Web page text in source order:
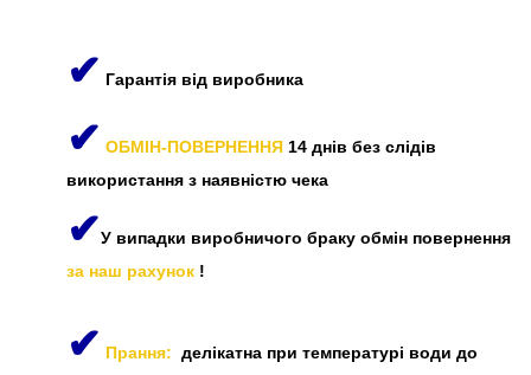
✔ Гарантія від виробника
✔ ОБМІН-ПОВЕРНЕННЯ 14 днів без слідів
використання з наявністю чека
✔У випадки виробничого браку обмін повернення
за наш рахунок !
✔ Прання: делікатна при температурі води до